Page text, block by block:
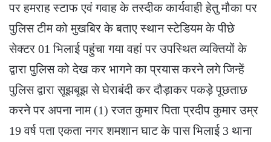
पर हमराह स्टाफ एवं गवाह के तस्दीक कार्यवाही हेतु मौका पर
पुलिस टीम को मुखबिर के बताए स्थान स्टेडियम के पीछे
सेक्टर 01 भिलाई पहुंचा गया वहां पर उपस्थित व्यक्तियों के
द्वारा पुलिस को देख कर भागने का प्रयास करने लगे जिन्हें
पुलिस द्वारा सूझबूझ से घेराबंदी कर दौड़ाकर पकड़े पूछताछ
करने पर अपना नाम (1) रजत कुमार पिता प्रदीप कुमार उम्र
19 वर्ष पता एकता नगर शमशान घाट के पास भिलाई 3 थाना